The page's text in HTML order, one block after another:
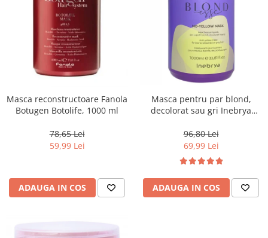
Masca reconstructoare Fanola
Botugen Botolife, 1000 ml
78,65 Lei
59,99 Lei
ADAUGA IN COS
Masca pentru par blond,
decolorat sau gri Inebrya
96,80 Lei
69,99 Lei
ADAUGA IN COS